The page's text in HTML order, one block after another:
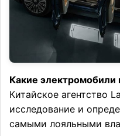
Какие электромобили
Китайское агентство
исследование и
самыми лояльными